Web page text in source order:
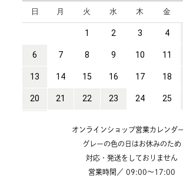
オンラインショップ営業カレンダ
グレーの色の日はお休みのため
対応・発送をしておりません
営業時間／ 09:00～17:00